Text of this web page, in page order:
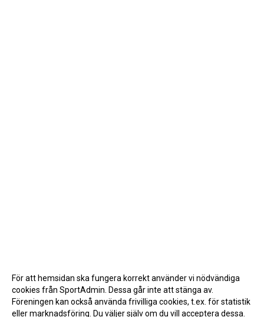
För att hemsidan ska fungera korrekt använder vi nödvändiga
cookies från SportAdmin. Dessa går inte att stänga av.
Föreningen kan också använda frivilliga cookies, t.ex. för statistik
eller marknadsföring. Du väljer själv om du vill acceptera dessa.